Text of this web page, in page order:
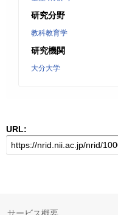
研究分野
教科教育学
研究機関
大分大学
URL: